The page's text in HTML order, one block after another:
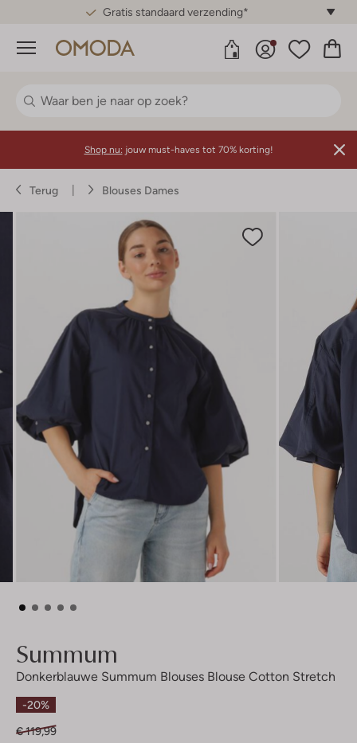
Gratis standaard verzending*
Menu
Shop nu: jouw must-haves tot 70% korting!
Terug Blouses Dames
Summum
Donkerblauwe Summum Blouses Blouse Cotton Stretch
-20%
€ 119,99